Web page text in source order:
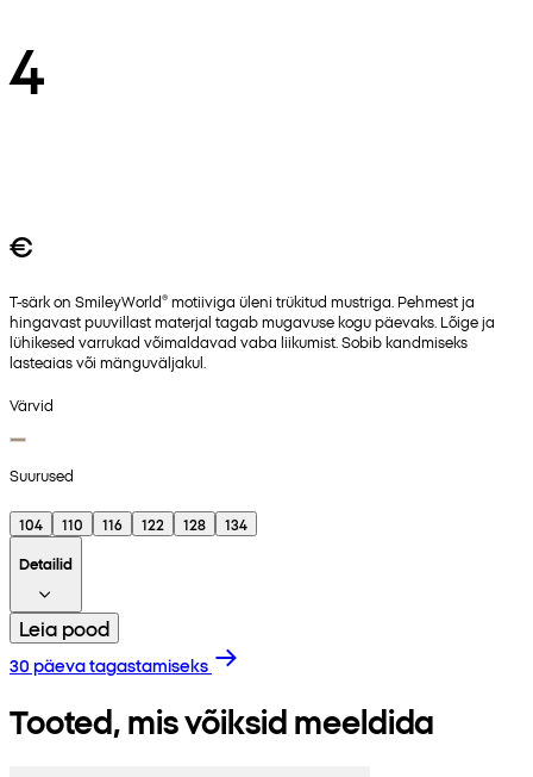
4
€
T-särk on SmileyWorld® motiiviga üleni trükitud mustriga. Pehmest ja
hingavast puuvillast materjal tagab mugavuse kogu päevaks. Lõige ja
lühikesed varrukad võimaldavad vaba liikumist. Sobib kandmiseks
lasteaias või mänguväljakul.
Värvid
Suurused
104 110 116 122 128
134
Detailid
Leia pood
30 päeva tagastamiseks
Tooted, mis võiksid meeldida